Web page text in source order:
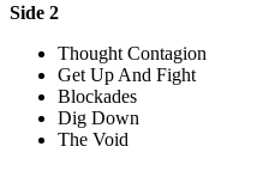
Side 2
Thought Contagion
Get Up And Fight
Blockades
Dig Down
The Void